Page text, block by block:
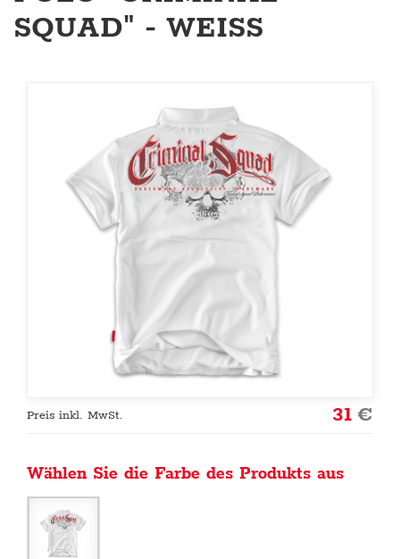
SQUAD" - WEISS
Preis inkl. MwSt. 31€
Wählen Sie die Farbe des Produkts aus